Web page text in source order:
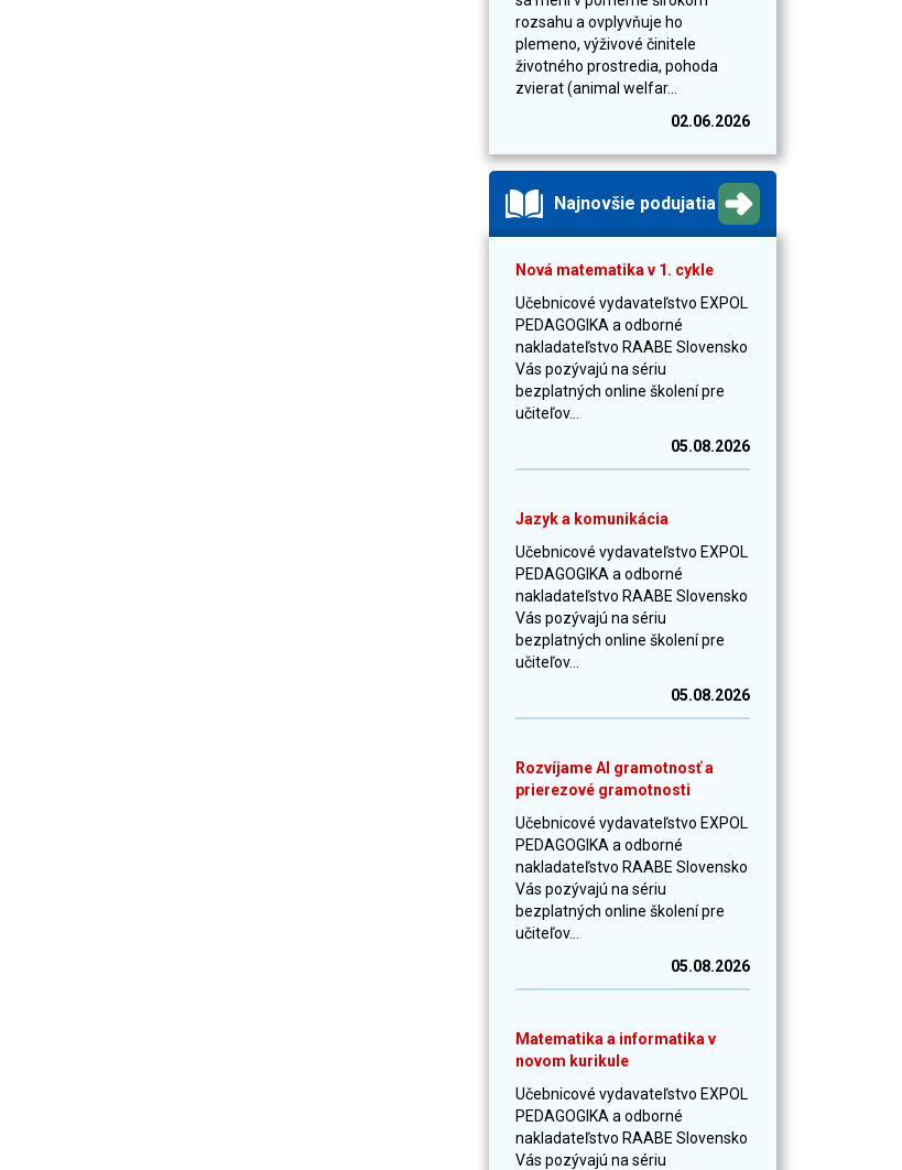
rozsahu a ovplyvňuje ho
plemeno, výživové činitele
životného prostredia, pohoda
zvierat (animal welfar...
02.06.2026
Najnovšie podujatia
Nová matematika v 1. cykle
Učebnicové vydavateľstvo EXPOL
PEDAGOGIKA a odborné
nakladateľstvo RAABE Slovensko
Vás pozývajú na sériu
bezplatných online školení pre
učiteľov...
05.08.2026
Jazyk a komunikácia
Učebnicové vydavateľstvo EXPOL
PEDAGOGIKA a odborné
nakladateľstvo RAABE Slovensko
Vás pozývajú na sériu
bezplatných online školení pre
učiteľov...
05.08.2026
Rozvíjame AI gramotnosť a
prierezové gramotnosti
Učebnicové vydavateľstvo EXPOL
PEDAGOGIKA a odborné
nakladateľstvo RAABE Slovensko
Vás pozývajú na sériu
bezplatných online školení pre
učiteľov...
05.08.2026
Matematika a informatika v
novom kurikule
Učebnicové vydavateľstvo EXPOL
PEDAGOGIKA a odborné
nakladateľstvo RAABE Slovensko
Vás pozývajú na sériu